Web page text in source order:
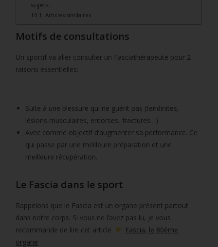
sujets.
Articles similaires
Motifs de consultations
Un sportif va aller consulter un Fasciathérapeute pour 2
raisons essentielles:
Suite à une blessure qui ne guérit pas (tendinites,
lésions musculaires, entorses, fractures…)
Avec comme objectif d’augmenter sa performance. Ce
qui passe par une meilleure préparation et une
meilleure récupération.
Le Fascia dans le sport
Rappelons que le Fascia est un organe présent partout
dans notre corps. Si vous ne l’avez pas lu, je vous
recommande de lire cet article
Fascia, le 80ème
organe